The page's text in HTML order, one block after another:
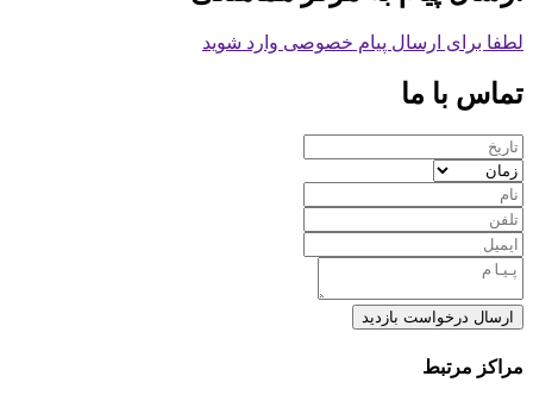
لطفا برای ارسال پیام خصوصی وارد شوید
تماس با ما
ارسال درخواست بازدید
مراکز مرتبط